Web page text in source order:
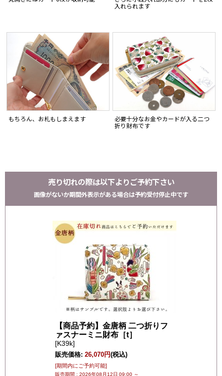
入れられます
もちろん、お札もしまえます
必要十分なお金やカードが入る二つ
折り財布です
売り切れの際は以下よりご予約下さい
画像がないか期間外表示がある場合は予約受付停止中です